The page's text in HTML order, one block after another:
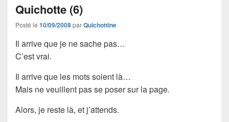
Quichotte (6)
Posté le 10/09/2008parQuichottine
Il arrive que je ne sache pas…
C’est vrai.
Il arrive que les mots soient là…
Mais ne veuillent pas se poser sur la page.
Alors, je reste là, et j’attends.